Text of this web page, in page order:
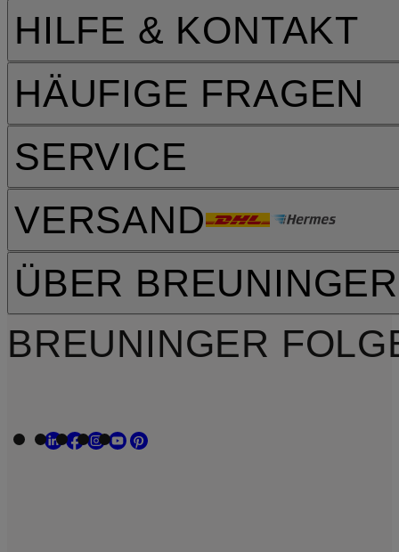
HILFE & KONTAKT
HÄUFIGE FRAGEN
SERVICE
VERSAND
ÜBER BREUNINGER
BREUNINGER